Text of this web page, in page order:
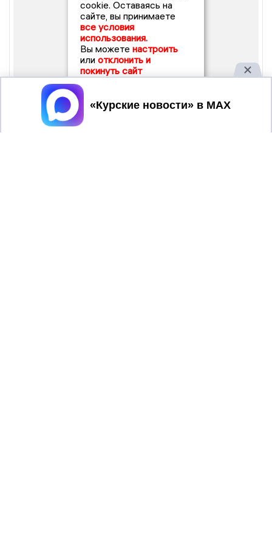
cookie. Оставаясь на
сайте, вы принимаете
все условия
использования.
Вы можете настроить
или отклонить и
покинуть сайт
Принять